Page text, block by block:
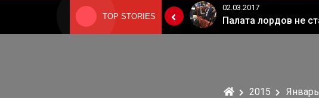
TOP STORIES
24.06.2019
Когда Россия разрешит полеты в Грузию. Позиция Кремля
02.03.2017
2015 Январь